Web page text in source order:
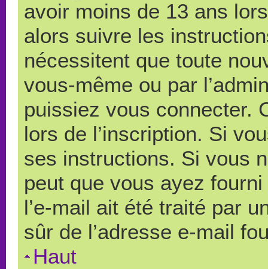
avoir moins de 13 ans
alors suivre les
nécessitent que toute
vous-même ou par
puissiez vous connecter.
lors de l’inscription. Si
ses instructions. Si vous
peut que vous ayez
l’e-mail ait été traité par
sûr de l’adresse e-mail
Haut